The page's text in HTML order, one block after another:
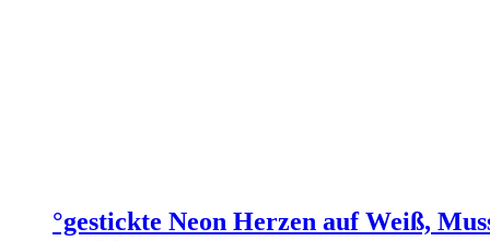
°gestickte Neon Herzen auf Weiß,